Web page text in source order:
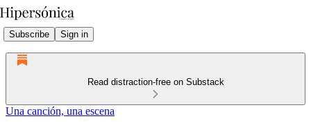
Subscribe Sign in
Read distraction-free on Substack
Una canción, una escena